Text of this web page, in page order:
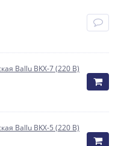
Ballu BKX-7 (220 В)
Ballu BKX-5 (220 В)